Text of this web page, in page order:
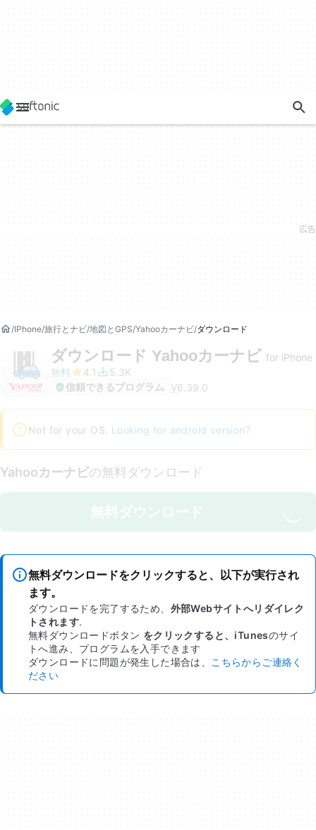
IPhone 旅行とナビ 地図とGPS Yahooカーナビ ダウンロード
ダウンロード Yahooカーナビ for iPhone
無料
4.1
5.3K
信頼できるプログラム
V6.39.0
Not for your OS. Looking for android version?
Yahooカーナビの無料ダウンロード
無料ダウンロード
無料ダウンロードをクリックすると、以下が実行され
ます。
ダウンロードを完了するため、 外部Webサイトへリダイレク
トされます.
無料ダウンロードボタン をクリックすると、iTunesのサイ
トへ進み、プログラムを入手できます
ダウンロードに問題が発生した場合は、
こちらからご連絡く
ださい